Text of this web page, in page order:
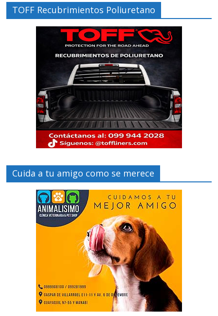
TOFF Recubrimientos Poliuretano
Cuida a tu amigo como se merece